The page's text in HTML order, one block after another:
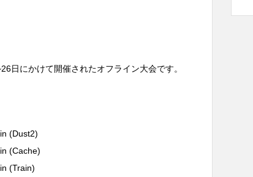
日にかけて開催されたオフライン大会です。
(Dust2)
(Cache)
(Train)